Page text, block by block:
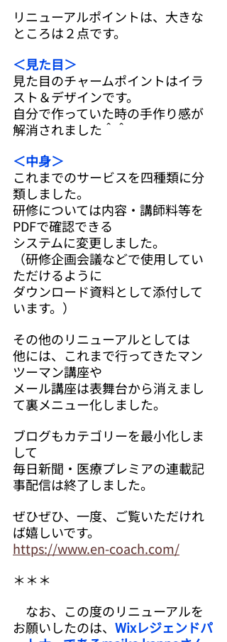
リニューアルポイントは、大きな
ところは２点です。
＜見た目＞
見た目のチャームポイントはイラ
スト＆デザインです。
自分で作っていた時の手作り感が
解消されました＾＾
＜中身＞
これまでのサービスを四種類に分
類しました。
研修については内容・講師料等を
PDFで確認できる
システムに変更しました。
（研修企画会議などで使用してい
ただけるように
ダウンロード資料として添付して
います。）
その他のリニューアルとしては
他には、これまで行ってきたマン
ツーマン講座や
メール講座は表舞台から消えまし
て裏メニュー化しました。
ブログもカテゴリーを最小化しま
して
毎日新聞・医療プレミアの連載記
事配信は終了しました。
ぜひぜひ、一度、ご覧いただけれ
ば嬉しいです。
https://www.en-coach.com/
＊＊＊
なお、この度のリニューアルを
お願いしたのは、 Wixレジェンドパ